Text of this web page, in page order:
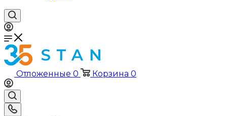
Отложенные 0 Корзина 0